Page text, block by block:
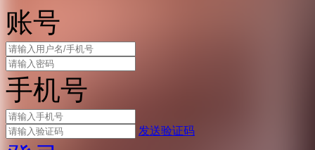
账号
手机号
发送验证码